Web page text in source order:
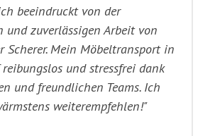
beeindruckt von der
und zuverlässigen Arbeit von
Scherer. Mein Möbeltransport in
und stressfrei dank
und freundlichen Teams. Ich
weiterempfehlen!"